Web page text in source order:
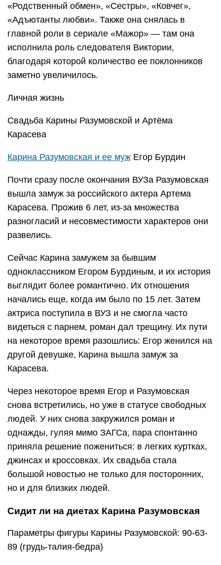
«Родственный обмен», «Сестры», «Ковчег»,
«Адъютанты любви». Также она снялась в
главной роли в сериале «Мажор» — там она
исполнила роль следователя Виктории,
благодаря которой количество ее поклонников
заметно увеличилось.
Личная жизнь
Свадьба Карины Разумовской и Артёма
Карасева
Карина Разумовская и ее муж Егор Бурдин
Почти сразу после окончания ВУЗа Разумовская
вышла замуж за российского актера Артема
Карасева. Прожив 6 лет, из-за множества
разногласий и несовместимости характеров они
развелись.
Сейчас Карина замужем за бывшим
одноклассником Егором Бурдиным, и их история
выглядит более романтично. Их отношения
начались еще, когда им было по 15 лет. Затем
актриса поступила в ВУЗ и не смогла часто
видеться с парнем, роман дал трещину. Их пути
на некоторое время разошлись: Егор женился на
другой девушке, Карина вышла замуж за
Карасева.
Через некоторое время Егор и Разумовская
снова встретились, но уже в статусе свободных
людей. У них снова закружился роман и
однажды, гуляя мимо ЗАГСа, пара спонтанно
приняла решение пожениться: в легких куртках,
джинсах и кроссовках. Их свадьба стала
большой новостью не только для посторонних,
но и для близких людей.
Сидит ли на диетах Карина Разумовская
Параметры фигуры Карины Разумовской: 90-63-
89 (грудь-талия-бедра)